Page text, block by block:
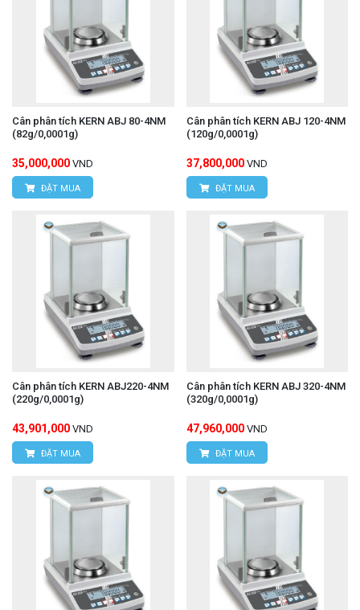
Cân phân tích KERN ABJ 80-4NM
(82g/0,0001g)
35,000,000 VND
ĐẶT MUA
Cân phân tích KERN ABJ 120-4NM
(120g/0,0001g)
37,800,000 VND
ĐẶT MUA
Cân phân tích KERN ABJ220-4NM
(220g/0,0001g)
43,901,000 VND
ĐẶT MUA
Cân phân tích KERN ABJ 320-4NM
(320g/0,0001g)
47,960,000 VND
ĐẶT MUA